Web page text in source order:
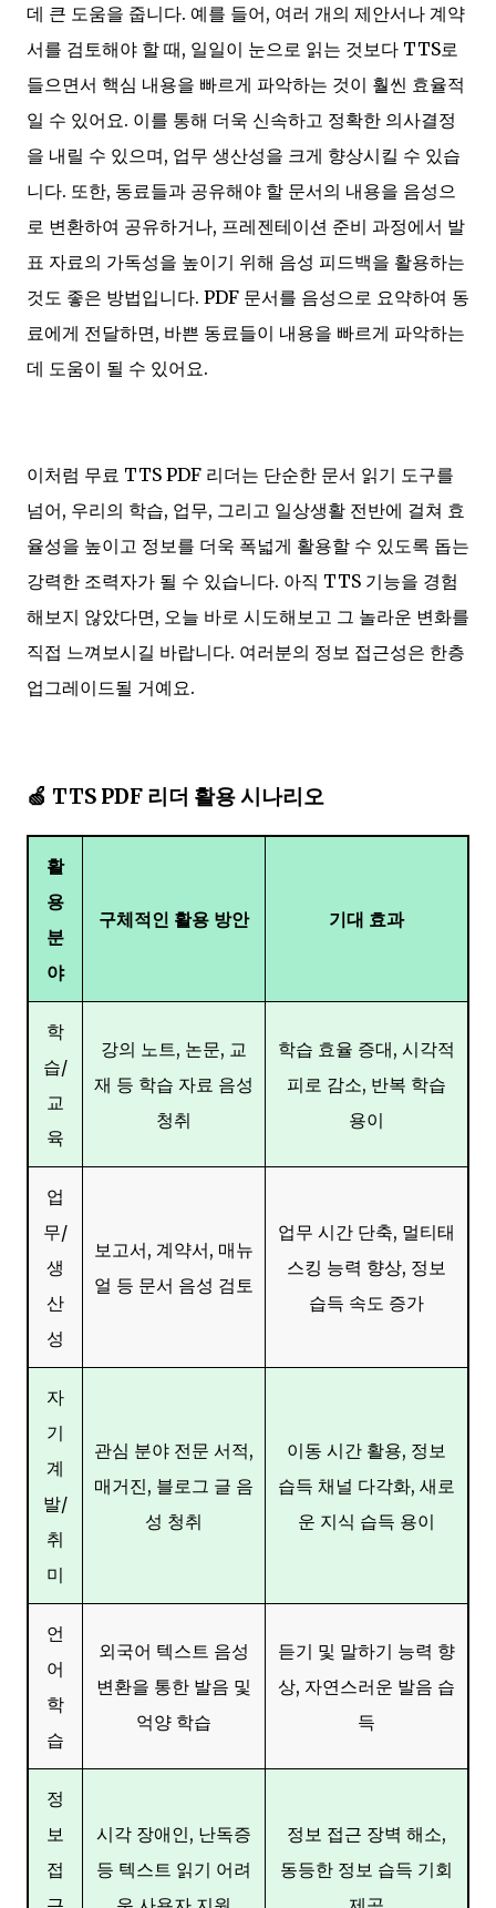
데 큰 도움을 줍니다. 예를 들어, 여러 개의 제안서나 계약
서를 검토해야 할 때, 일일이 눈으로 읽는 것보다 TTS로
들으면서 핵심 내용을 빠르게 파악하는 것이 훨씬 효율적
일 수 있어요. 이를 통해 더욱 신속하고 정확한 의사결정
을 내릴 수 있으며, 업무 생산성을 크게 향상시킬 수 있습
니다. 또한, 동료들과 공유해야 할 문서의 내용을 음성으
로 변환하여 공유하거나, 프레젠테이션 준비 과정에서 발
표 자료의 가독성을 높이기 위해 음성 피드백을 활용하는
것도 좋은 방법입니다. PDF 문서를 음성으로 요약하여 동
료에게 전달하면, 바쁜 동료들이 내용을 빠르게 파악하는
데 도움이 될 수 있어요.
이처럼 무료 TTS PDF 리더는 단순한 문서 읽기 도구를
넘어, 우리의 학습, 업무, 그리고 일상생활 전반에 걸쳐 효
율성을 높이고 정보를 더욱 폭넓게 활용할 수 있도록 돕는
강력한 조력자가 될 수 있습니다. 아직 TTS 기능을 경험
해보지 않았다면, 오늘 바로 시도해보고 그 놀라운 변화를
직접 느껴보시길 바랍니다. 여러분의 정보 접근성은 한층
업그레이드될 거예요.
🍏 TTS PDF 리더 활용 시나리오
활
용
분
야
구체적인 활용 방안 기대 효과
학
습/
교
육
강의 노트, 논문, 교
재 등 학습 자료 음성
청취
학습 효율 증대, 시각적
피로 감소, 반복 학습
용이
업
무/
생
산
성
보고서, 계약서, 매뉴
얼 등 문서 음성 검토
업무 시간 단축, 멀티태
스킹 능력 향상, 정보
습득 속도 증가
자
기
계
발/
취
미
관심 분야 전문 서적,
매거진, 블로그 글 음
성 청취
이동 시간 활용, 정보
습득 채널 다각화, 새로
운 지식 습득 용이
언
어
학
습
외국어 텍스트 음성
변환을 통한 발음 및
억양 학습
듣기 및 말하기 능력 향
상, 자연스러운 발음 습
득
정
보
접
시각 장애인, 난독증
등 텍스트 읽기 어려
정보 접근 장벽 해소,
동등한 정보 습득 기회